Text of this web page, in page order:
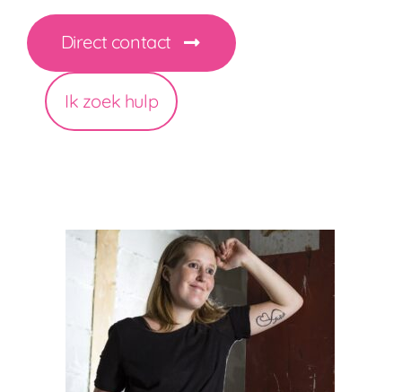
Ik zoek hulp!
Direct contact
Ik zoek hulp